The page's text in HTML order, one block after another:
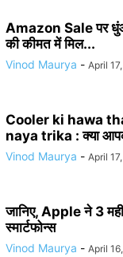
Amazon Sale पर
की कीमत में मिल...
Vinod Maurya - April
Cooler ki hawa
naya trika : क्या
Vinod Maurya - April
जानिए, Apple ने 3
स्मार्टफोन्स
Vinod Maurya - April